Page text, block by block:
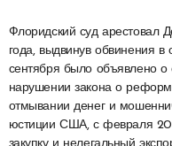
Флоридский суд арестовал
года, выдвинув обвинения в
сентября было объявлено
нарушении закона о
отмывании денег и
юстиции США, с февраля